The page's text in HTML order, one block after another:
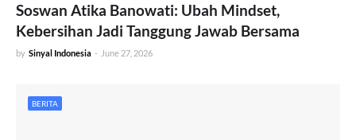
Soswan Atika Banowati: Ubah Mindset,
Kebersihan Jadi Tanggung Jawab Bersama
by Sinyal Indonesia - June 27, 2026
BERITA